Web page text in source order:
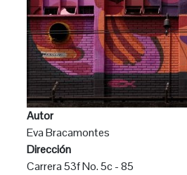
Autor
Eva Bracamontes
Dirección
Carrera 53f No. 5c - 85